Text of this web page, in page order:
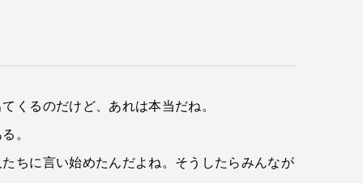
くるのだけど、あれは本当だね。
。
ちに言い始めたんだよね。そうしたらみんなが